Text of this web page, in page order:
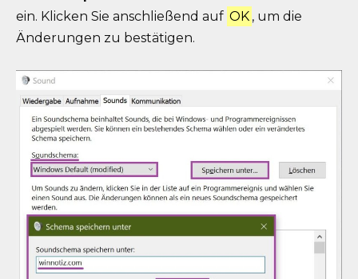
ein. Klicken Sie anschließend auf OK , um die
Änderungen zu bestätigen.